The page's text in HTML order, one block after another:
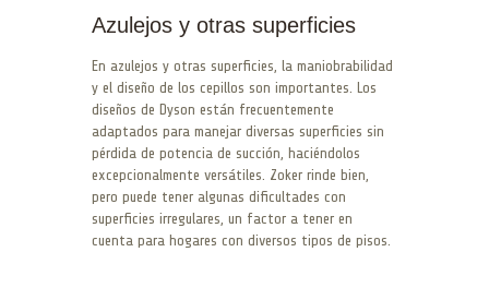
Azulejos y otras superficies
En azulejos y otras superficies, la maniobrabilidad
y el diseño de los cepillos son importantes. Los
diseños de Dyson están frecuentemente
adaptados para manejar diversas superficies sin
pérdida de potencia de succión, haciéndolos
excepcionalmente versátiles. Zoker rinde bien,
pero puede tener algunas dificultades con
superficies irregulares, un factor a tener en
cuenta para hogares con diversos tipos de pisos.